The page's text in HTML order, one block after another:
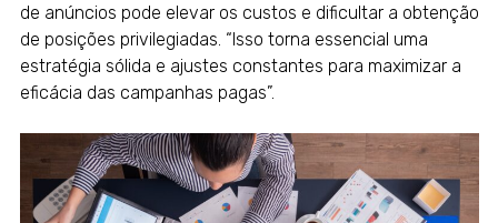
de anúncios pode elevar os custos e dificultar a obtenção
de posições privilegiadas. “Isso torna essencial uma
estratégia sólida e ajustes constantes para maximizar a
eficácia das campanhas pagas”.